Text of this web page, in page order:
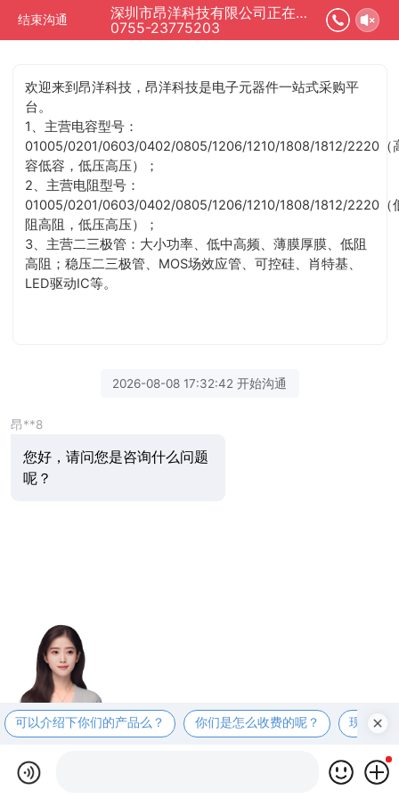
结束沟通
深圳市昂洋科技有限公司正在为您服务
0755-23775203
欢迎来到昂洋科技，昂洋科技是电子元器件一站式采购平
台。
1、主营电容型号：
01005/0201/0603/0402/0805/1206/1210/1808/1812/2220（
容低容，低压高压）；
2、主营电阻型号：
01005/0201/0603/0402/0805/1206/1210/1808/1812/2220（
阻高阻，低压高压）；
3、主营二三极管：大小功率、低中高频、薄膜厚膜、低阻
高阻；稳压二三极管、MOS场效应管、可控硅、肖特基、
LED驱动IC等。
2026-08-08 17:32:42 开始沟通
昂**8
您好，请问您是咨询什么问题
呢？
可以介绍下你们的产品么？ 你们是怎么收费的呢？ 现在有